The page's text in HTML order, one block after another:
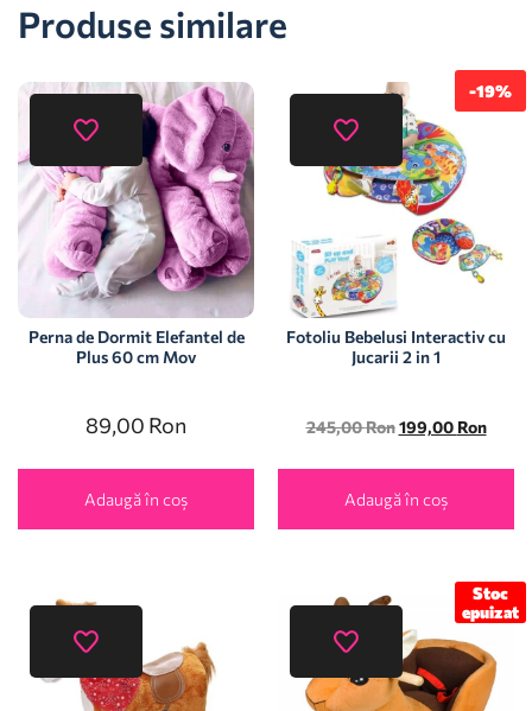
Produse similare
Perna de Dormit Elefantel de
Plus 60 cm Mov
89,00 Ron
Adaugă în coș
-19%
Fotoliu Bebelusi Interactiv cu
Jucarii 2 in 1
245,00Ron 199,00 Ron
Adaugă în coș
Stoc
epuizat